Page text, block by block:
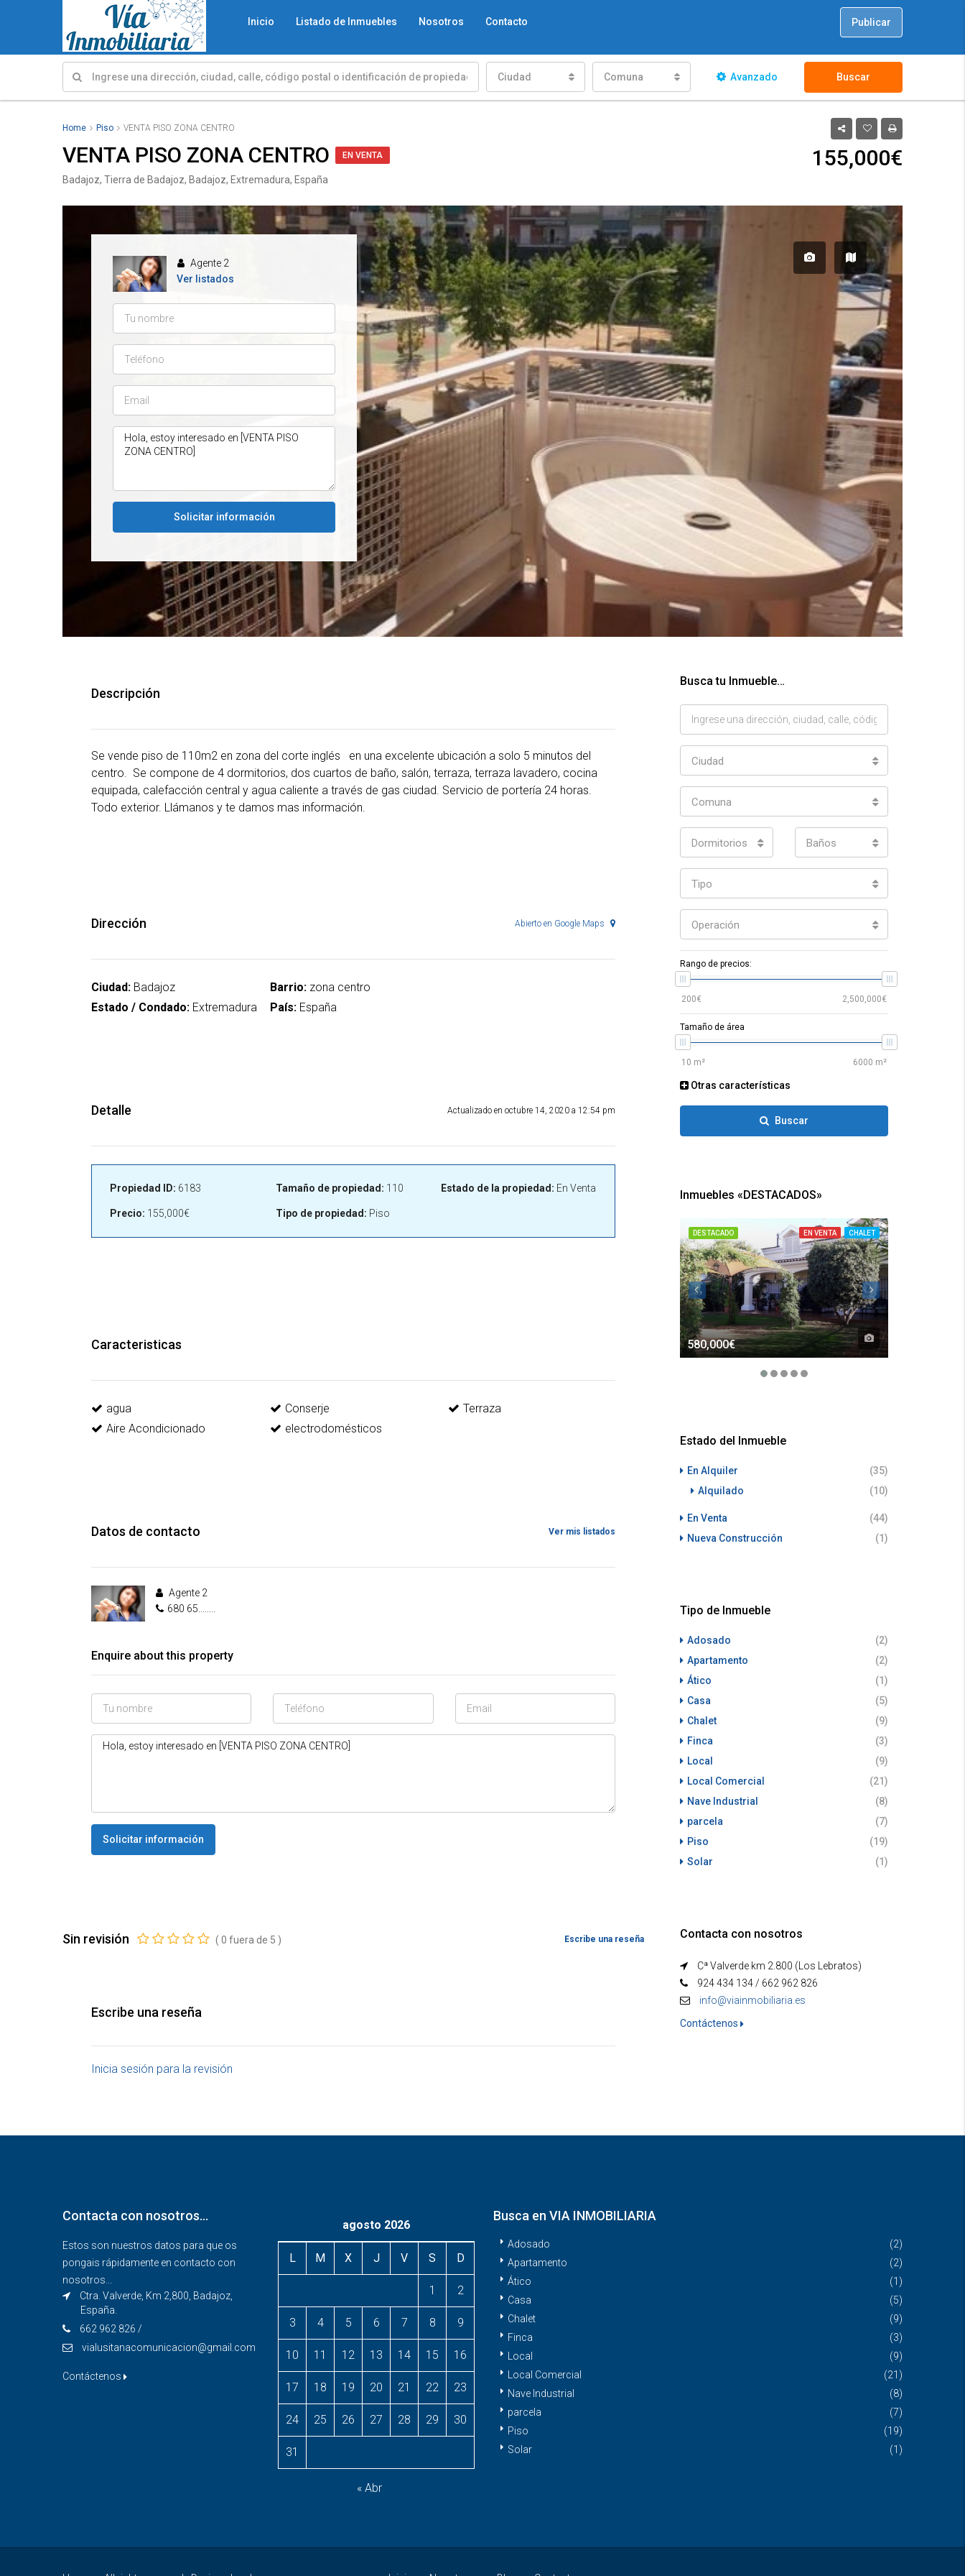
Inicio Listado de Inmuebles Nosotros Contacto Publicar
Ciudad Comuna Avanzado Buscar
Home Piso VENTA PISO ZONA CENTRO
VENTA PISO ZONA CENTRO EN VENTA
Badajoz, Tierra de Badajoz, Badajoz, Extremadura, España
155,000€
Agente 2
Ver listados
Solicitar información
Descripción
Se vende piso de 110m2 en zona del corte inglés en una excelente ubicación a solo 5 minutos del
centro. Se compone de 4 dormitorios, dos cuartos de baño, salón, terraza, terraza lavadero, cocina
equipada, calefacción central y agua caliente a través de gas ciudad. Servicio de portería 24 horas.
Todo exterior. Llámanos y te damos mas información.
Dirección Abierto en Google Maps
Ciudad: Badajoz
Estado / Condado: Extremadura
Barrio:zona centro
País:España
Detalle Actualizado en octubre 14, 2020 a 12:54 pm
Propiedad ID: 6183
Precio: 155,000€
Tamaño de propiedad: 110
Tipo de propiedad: Piso
Estado de la propiedad: En Venta
Caracteristicas
agua
Aire Acondicionado
Conserje
electrodomésticos
Terraza
Datos de contacto Ver mis listados
Agente 2
680 65........
Enquire about this property
Solicitar información
Sin revisión ( 0 fuera de 5 ) Escribe una reseña
Escribe una reseña
Inicia sesión para la revisión
Busca tu Inmueble…
Ciudad
Comuna
Dormitorios Baños
Tipo
Operación
Rango de precios:
Tamaño de área
Otras características
Buscar
Inmuebles «DESTACADOS»
DESTACADO EN VENTA CHALET
580,000€
Estado del Inmueble
En Alquiler
Alquilado
(10)
(35)
En Venta
(44)
Nueva Construcción
(1)
Tipo de Inmueble
Adosado
(2)
Apartamento
(2)
Ático
(1)
Casa
(5)
Chalet
(9)
Finca
(3)
Local
(9)
Local Comercial
(21)
Nave Industrial
(8)
parcela
(7)
Piso
(19)
Solar
(1)
Contacta con nosotros
Cª Valverde km 2.800 (Los Lebratos)
924 434 134 / 662 962 826
info@viainmobiliaria.es
Contáctenos
Contacta con nosotros…
Estos son nuestros datos para que os
pongais rápidamente en contacto con
nosotros...
Ctra. Valverde, Km 2,800, Badajoz,
España.
662 962 826 /
vialusitanacomunicacion@gmail.com
Contáctenos
agosto 2026
L M X J V S D
1 2
3 4 5 6 7 8 9
10 11 12 13 14 15 16
17 18 19 20 21 22 23
24 25 26 27 28 29 30
31
« Abr
Busca en VIA INMOBILIARIA
Adosado
(2)
Apartamento
(2)
Ático
(1)
Casa
(5)
Chalet
(9)
Finca
(3)
Local
(9)
Local Comercial
(21)
Nave Industrial
(8)
parcela
(7)
Piso
(19)
Solar
(1)